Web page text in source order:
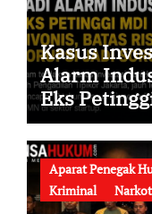
Kasus
Alarm
Eks
Ventures
Bisnis dan
Aparat Penegak
Kriminal